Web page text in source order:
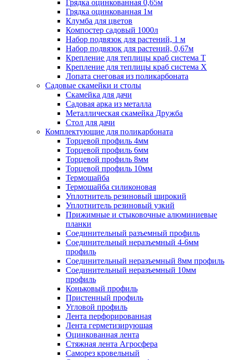
Грядка оцинкованная 0,65м
Грядка оцинкованная 1м
Клумба для цветов
Компостер садовый 1000л
Набор подвязок для растений, 1 м
Набор подвязок для растений, 0,67м
Крепление для теплицы краб система Т
Крепление для теплицы краб система Х
Лопата снеговая из поликарбоната
Садовые скамейки и столы
Скамейка для дачи
Садовая арка из металла
Металлическая скамейка Дружба
Стол для дачи
Комплектующие для поликарбоната
Торцевой профиль 4мм
Торцевой профиль 6мм
Торцевой профиль 8мм
Торцевой профиль 10мм
Термошайба
Термошайба силиконовая
Уплотнитель резиновый широкий
Уплотнитель резиновый узкий
Прижимные и стыковочные алюминиевые
планки
Соединительный разъемный профиль
Соединительный неразъемный 4-6мм
профиль
Соединительный неразъемный 8мм профиль
Соединительный неразъемный 10мм
профиль
Коньковый профиль
Пристенный профиль
Угловой профиль
Лента перфорированная
Лента герметизирующая
Оцинкованная лента
Стяжная лента Агросфера
Саморез кровельный